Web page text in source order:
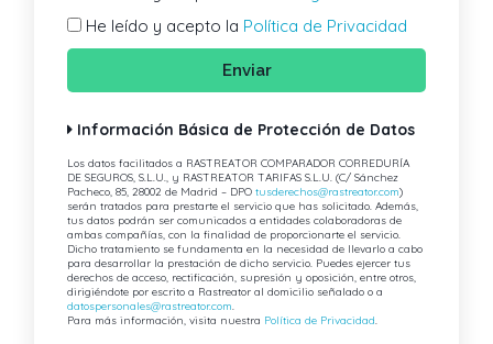
He leído y acepto la Política de Privacidad
Enviar
Información Básica de Protección de Datos
Los datos facilitados a RASTREATOR COMPARADOR CORREDURÍA
DE SEGUROS, S.L.U., y RASTREATOR TARIFAS S.L.U. (C/ Sánchez
Pacheco, 85, 28002 de Madrid – DPOtusderechos@rastreator.com)
serán tratados para prestarte el servicio que has solicitado. Además,
tus datos podrán ser comunicados a entidades colaboradoras de
ambas compañías, con la finalidad de proporcionarte el servicio.
Dicho tratamiento se fundamenta en la necesidad de llevarlo a cabo
para desarrollar la prestación de dicho servicio. Puedes ejercer tus
derechos de acceso, rectificación, supresión y oposición, entre otros,
dirigiéndote por escrito a Rastreator al domicilio señalado o a
datospersonales@rastreator.com.
Para más información, visita nuestra Política de Privacidad.